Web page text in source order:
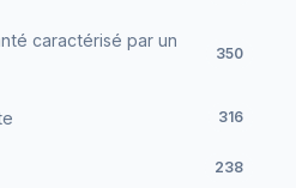
caractérisé par un
350
316
238